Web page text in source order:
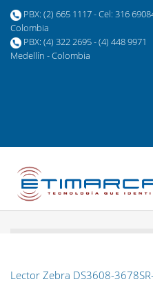
PBX: (2) 665 1117 - Cel: 316
Colombia
PBX: (4) 322 2695 - (4) 448
Medellín - Colombia
Lector Zebra DS3608-